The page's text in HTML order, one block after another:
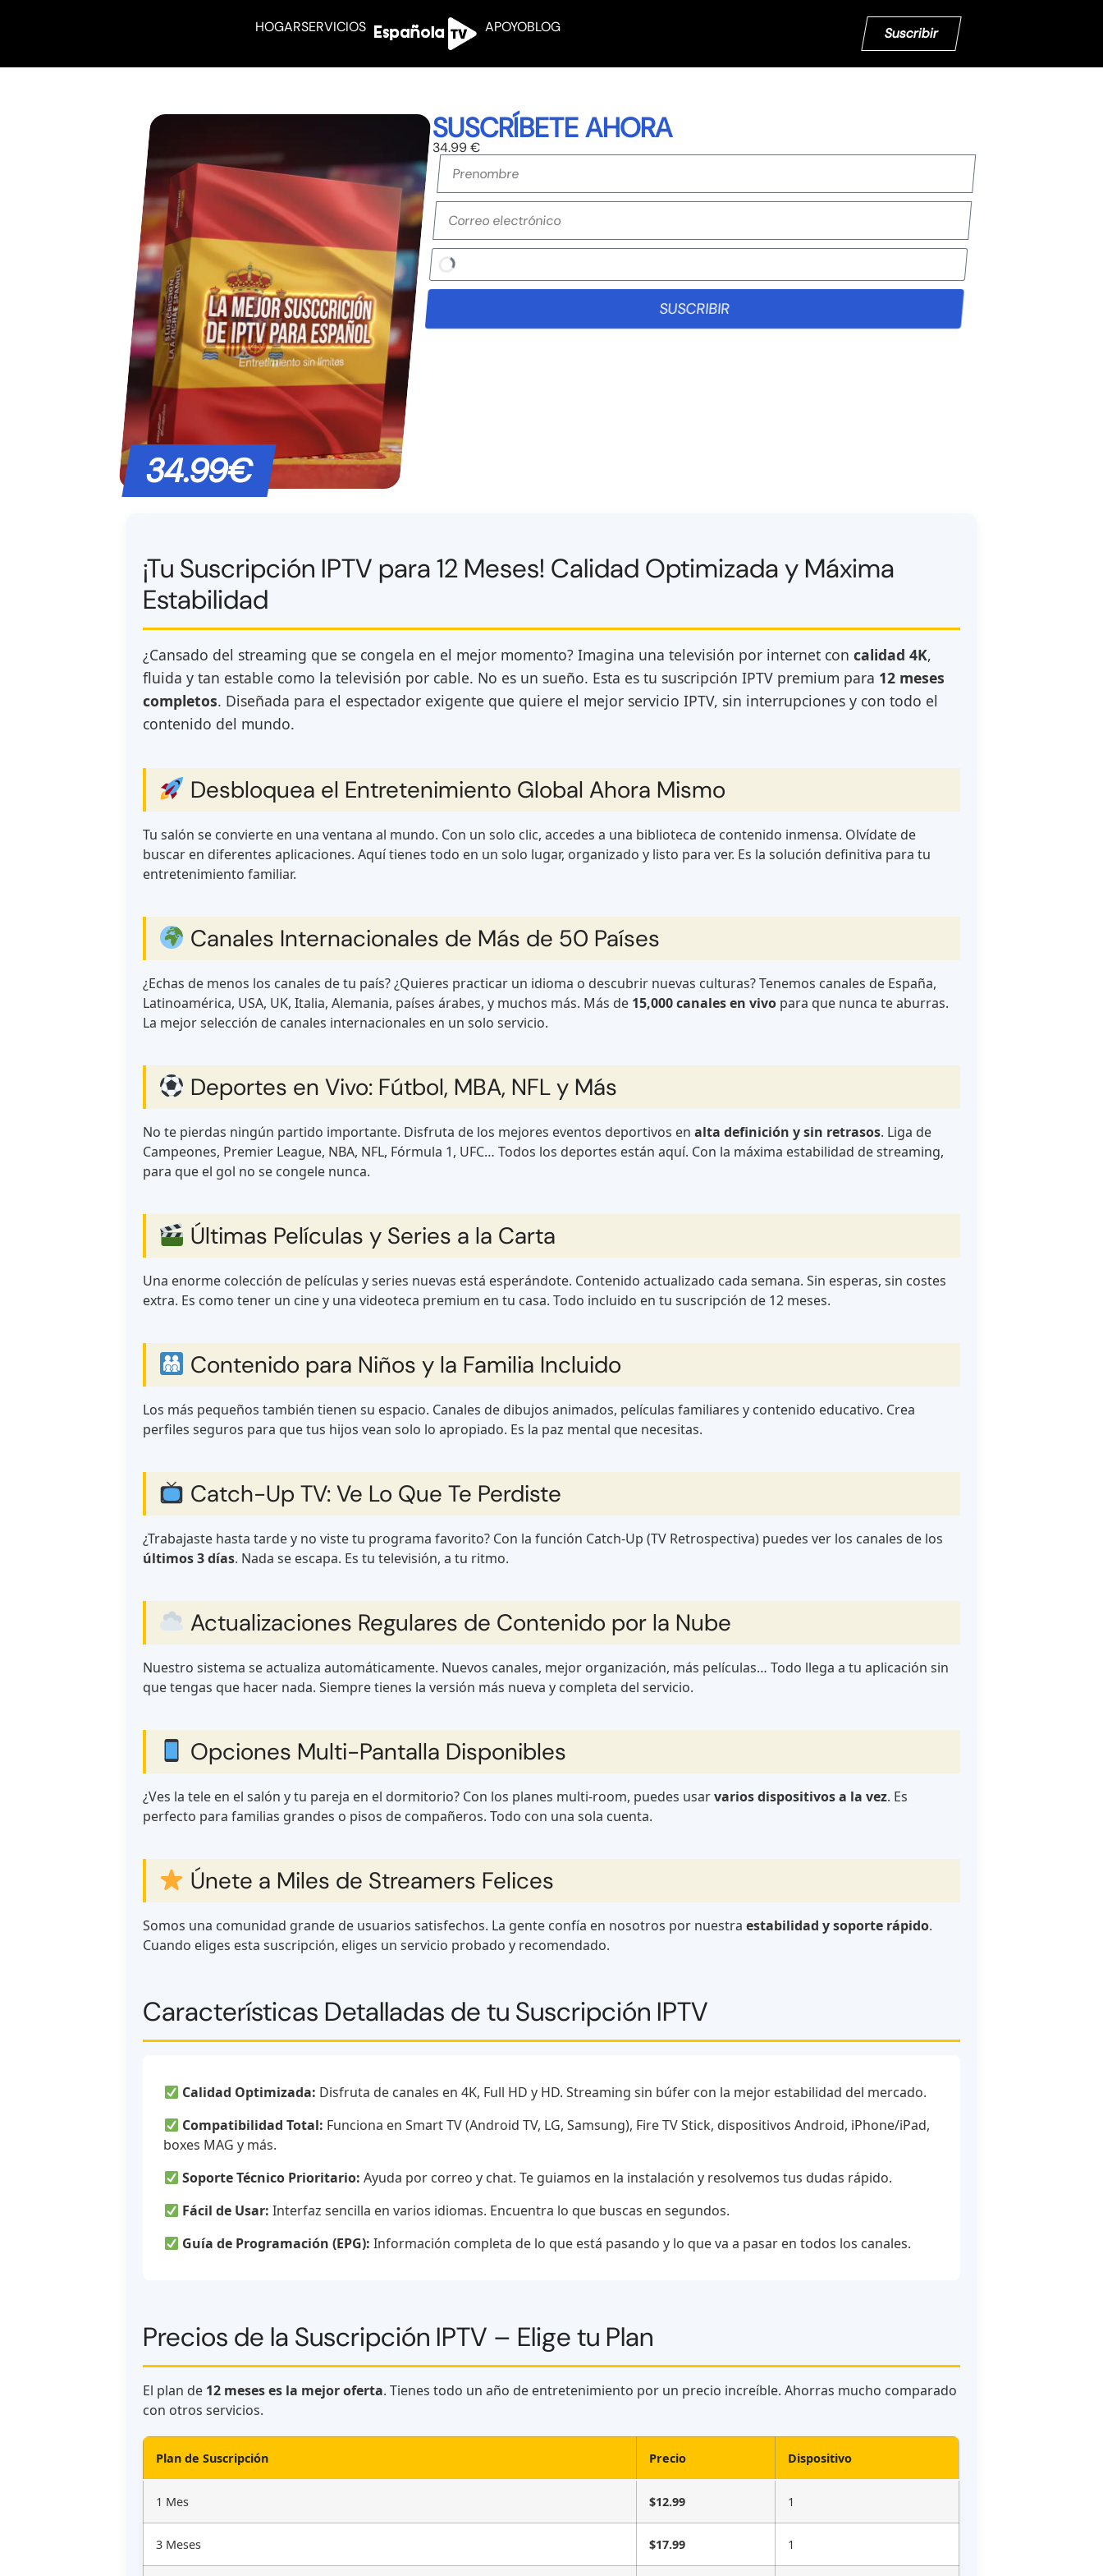
HOGARSERVICIOS APOYOBLOG Suscribir
34.99€
SUSCRÍBETE AHORA
34.99 €
SUSCRIBIR
¡Tu Suscripción IPTV para 12 Meses! Calidad Optimizada y Máxima
Estabilidad
¿Cansado del streaming que se congela en el mejor momento? Imagina una televisión por internet concalidad 4K,
fluida y tan estable como la televisión por cable. No es un sueño. Esta es tu suscripción IPTV premium para 12 meses
completos. Diseñada para el espectador exigente que quiere el mejor servicio IPTV, sin interrupciones y con todo el
contenido del mundo.
Desbloquea el Entretenimiento Global Ahora Mismo
Tu salón se convierte en una ventana al mundo. Con un solo clic, accedes a una biblioteca de contenido inmensa. Olvídate de
buscar en diferentes aplicaciones. Aquí tienes todo en un solo lugar, organizado y listo para ver. Es la solución definitiva para tu
entretenimiento familiar.
Canales Internacionales de Más de 50 Países
¿Echas de menos los canales de tu país? ¿Quieres practicar un idioma o descubrir nuevas culturas? Tenemos canales de España,
Latinoamérica, USA, UK, Italia, Alemania, países árabes, y muchos más. Más de 15,000 canales en vivo para que nunca te aburras.
La mejor selección de canales internacionales en un solo servicio.
Deportes en Vivo: Fútbol, MBA, NFL y Más
No te pierdas ningún partido importante. Disfruta de los mejores eventos deportivos enalta definición y sin retrasos. Liga de
Campeones, Premier League, NBA, NFL, Fórmula 1, UFC… Todos los deportes están aquí. Con la máxima estabilidad de streaming,
para que el gol no se congele nunca.
Últimas Películas y Series a la Carta
Una enorme colección de películas y series nuevas está esperándote. Contenido actualizado cada semana. Sin esperas, sin costes
extra. Es como tener un cine y una videoteca premium en tu casa. Todo incluido en tu suscripción de 12 meses.
Contenido para Niños y la Familia Incluido
Los más pequeños también tienen su espacio. Canales de dibujos animados, películas familiares y contenido educativo. Crea
perfiles seguros para que tus hijos vean solo lo apropiado. Es la paz mental que necesitas.
Catch-Up TV: Ve Lo Que Te Perdiste
¿Trabajaste hasta tarde y no viste tu programa favorito? Con la función Catch-Up (TV Retrospectiva) puedes ver los canales de los
últimos 3 días. Nada se escapa. Es tu televisión, a tu ritmo.
Actualizaciones Regulares de Contenido por la Nube
Nuestro sistema se actualiza automáticamente. Nuevos canales, mejor organización, más películas… Todo llega a tu aplicación sin
que tengas que hacer nada. Siempre tienes la versión más nueva y completa del servicio.
Opciones Multi-Pantalla Disponibles
¿Ves la tele en el salón y tu pareja en el dormitorio? Con los planes multi-room, puedes usarvarios dispositivos a la vez. Es
perfecto para familias grandes o pisos de compañeros. Todo con una sola cuenta.
Únete a Miles de Streamers Felices
Somos una comunidad grande de usuarios satisfechos. La gente confía en nosotros por nuestraestabilidad y soporte rápido.
Cuando eliges esta suscripción, eliges un servicio probado y recomendado.
Características Detalladas de tu Suscripción IPTV
Calidad Optimizada: Disfruta de canales en 4K, Full HD y HD. Streaming sin búfer con la mejor estabilidad del mercado.
Compatibilidad Total: Funciona en Smart TV (Android TV, LG, Samsung), Fire TV Stick, dispositivos Android, iPhone/iPad,
boxes MAG y más.
Soporte Técnico Prioritario: Ayuda por correo y chat. Te guiamos en la instalación y resolvemos tus dudas rápido.
Fácil de Usar: Interfaz sencilla en varios idiomas. Encuentra lo que buscas en segundos.
Guía de Programación (EPG): Información completa de lo que está pasando y lo que va a pasar en todos los canales.
Precios de la Suscripción IPTV – Elige tu Plan
El plan de 12 meses es la mejor oferta. Tienes todo un año de entretenimiento por un precio increíble. Ahorras mucho comparado
con otros servicios.
Plan de Suscripción Precio Dispositivo
1 Mes $12.99 1
3 Meses $17.99 1